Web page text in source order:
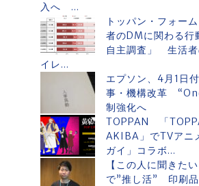
入へ ...
トッパン・フォー
者のDMに関わる行
自主調査」 生活者
イレ...
エプソン、4月1日
事・機構改革
制強化へ
TOPPAN 「
AKIBA」でTVアニ
ガイ」コラボ...
【この人に聞きた
で”推し活” 印刷品